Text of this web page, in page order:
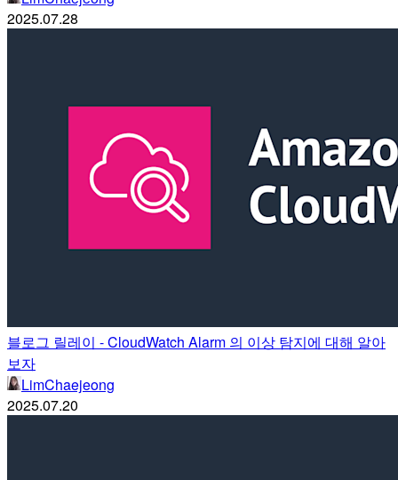
2025.07.28
블로그 릴레이 - CloudWatch Alarm 의 이상 탐지에 대해 알아
보자
LimChaejeong
2025.07.20